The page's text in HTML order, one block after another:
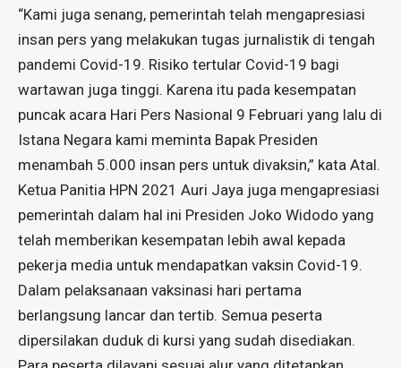
“Kami juga senang, pemerintah telah mengapresiasi
insan pers yang melakukan tugas jurnalistik di tengah
pandemi Covid-19. Risiko tertular Covid-19 bagi
wartawan juga tinggi. Karena itu pada kesempatan
puncak acara Hari Pers Nasional 9 Februari yang lalu di
Istana Negara kami meminta Bapak Presiden
menambah 5.000 insan pers untuk divaksin,” kata Atal.
Ketua Panitia HPN 2021 Auri Jaya juga mengapresiasi
pemerintah dalam hal ini Presiden Joko Widodo yang
telah memberikan kesempatan lebih awal kepada
pekerja media untuk mendapatkan vaksin Covid-19.
Dalam pelaksanaan vaksinasi hari pertama
berlangsung lancar dan tertib. Semua peserta
dipersilakan duduk di kursi yang sudah disediakan.